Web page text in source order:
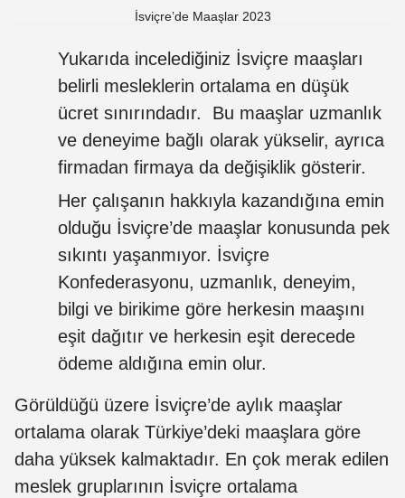
İsviçre’de Maaşlar 2023
Yukarıda incelediğiniz İsviçre maaşları
belirli mesleklerin ortalama en düşük
ücret sınırındadır. Bu maaşlar uzmanlık
ve deneyime bağlı olarak yükselir, ayrıca
firmadan firmaya da değişiklik gösterir.
Her çalışanın hakkıyla kazandığına emin
olduğu İsviçre’de maaşlar konusunda pek
sıkıntı yaşanmıyor. İsviçre
Konfederasyonu, uzmanlık, deneyim,
bilgi ve birikime göre herkesin maaşını
eşit dağıtır ve herkesin eşit derecede
ödeme aldığına emin olur.
Görüldüğü üzere İsviçre’de aylık maaşlar
ortalama olarak Türkiye’deki maaşlara göre
daha yüksek kalmaktadır. En çok merak edilen
meslek gruplarının İsviçre ortalama